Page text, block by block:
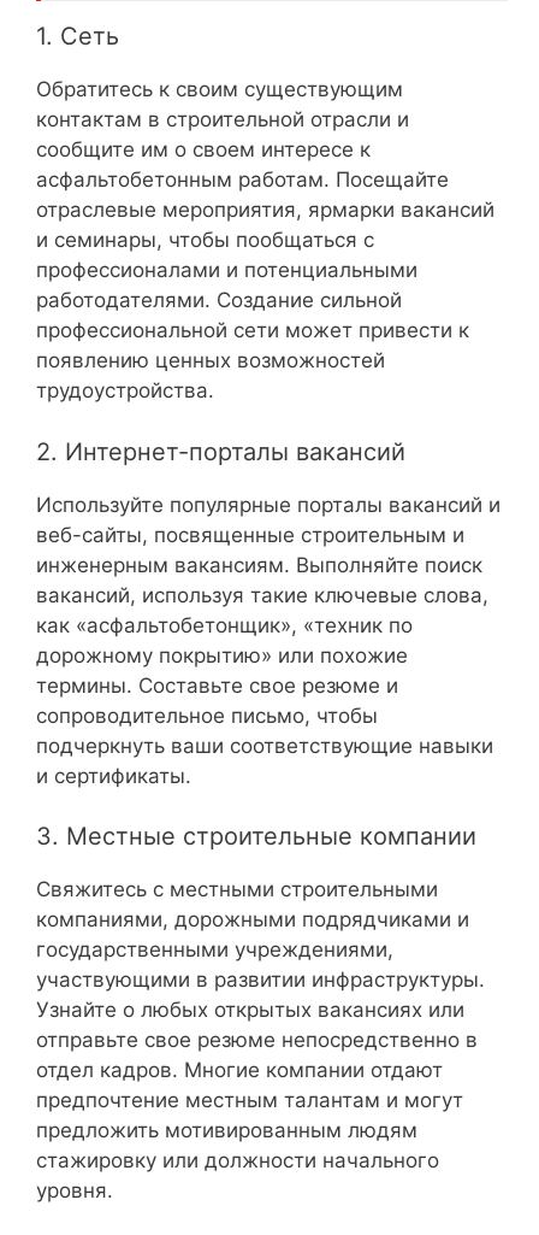
1. Сеть
Обратитесь к своим существующим
контактам в строительной отрасли и
сообщите им о своем интересе к
асфальтобетонным работам. Посещайте
отраслевые мероприятия, ярмарки вакансий
и семинары, чтобы пообщаться с
профессионалами и потенциальными
работодателями. Создание сильной
профессиональной сети может привести к
появлению ценных возможностей
трудоустройства.
2. Интернет-порталы вакансий
Используйте популярные порталы вакансий и
веб-сайты, посвященные строительным и
инженерным вакансиям. Выполняйте поиск
вакансий, используя такие ключевые слова,
как «асфальтобетонщик», «техник по
дорожному покрытию» или похожие
термины. Составьте свое резюме и
сопроводительное письмо, чтобы
подчеркнуть ваши соответствующие навыки
и сертификаты.
3. Местные строительные компании
Свяжитесь с местными строительными
компаниями, дорожными подрядчиками и
государственными учреждениями,
участвующими в развитии инфраструктуры.
Узнайте о любых открытых вакансиях или
отправьте свое резюме непосредственно в
отдел кадров. Многие компании отдают
предпочтение местным талантам и могут
предложить мотивированным людям
стажировку или должности начального
уровня.